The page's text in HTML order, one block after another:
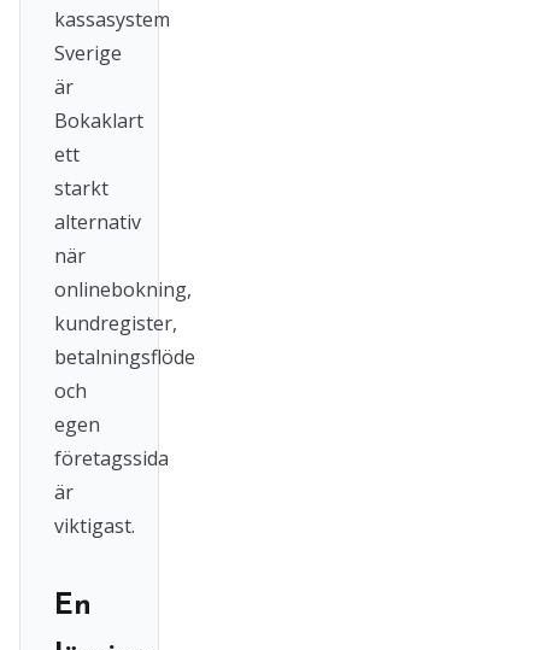
kassasystem
Sverige
är
Bokaklart
ett
starkt
alternativ
när
onlinebokning,
kundregister,
betalningsflöde
och
egen
företagssida
är
viktigast.
En